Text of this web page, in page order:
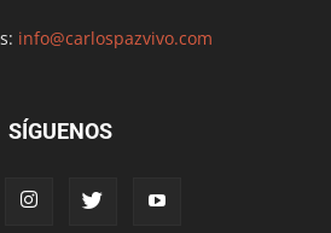
info@carlospazvivo.com
SÍGUENOS